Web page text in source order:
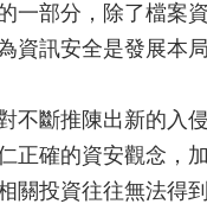
一部分，除了檔案
資訊安全是發展本
不斷推陳出新的入
正確的資安觀念，
關投資往往無法得